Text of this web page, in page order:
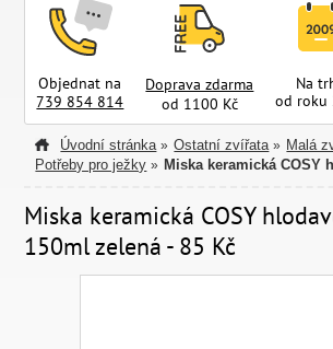
Objednat na
739 854 814
Doprava zdarma
od 1100 Kč
Na
od roku
Úvodní stránka » Ostatní zvířata » Malá
Potřeby pro ježky » Miska keramická COSY
Miska keramická COSY
150ml zelená - 85 Kč